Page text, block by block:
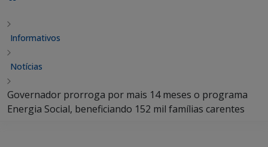
Informativos
Notícias
Governador prorroga por mais 14 meses o programa
Energia Social, beneficiando 152 mil famílias carentes